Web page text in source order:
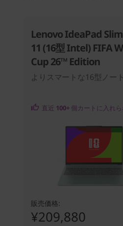
Lenovo IdeaPad
11 (16型 Intel) FIFA
Cup 26™ Edition
よりスマートな16型ノー
直近 100+個カートに入れら
販売価格:
¥209,880